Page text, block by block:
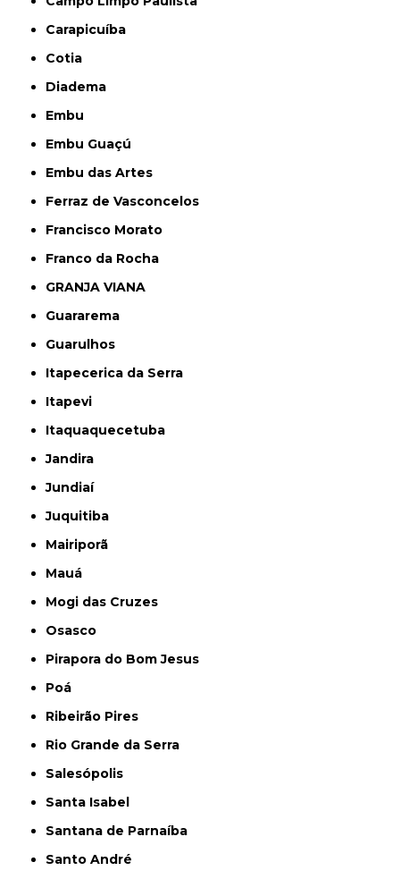
Carapicuíba
Cotia
Diadema
Embu
Embu Guaçú
Embu das Artes
Ferraz de Vasconcelos
Francisco Morato
Franco da Rocha
GRANJA VIANA
Guararema
Guarulhos
Itapecerica da Serra
Itapevi
Itaquaquecetuba
Jandira
Jundiaí
Juquitiba
Mairiporã
Mauá
Mogi das Cruzes
Osasco
Pirapora do Bom Jesus
Poá
Ribeirão Pires
Rio Grande da Serra
Salesópolis
Santa Isabel
Santana de Parnaíba
Santo André